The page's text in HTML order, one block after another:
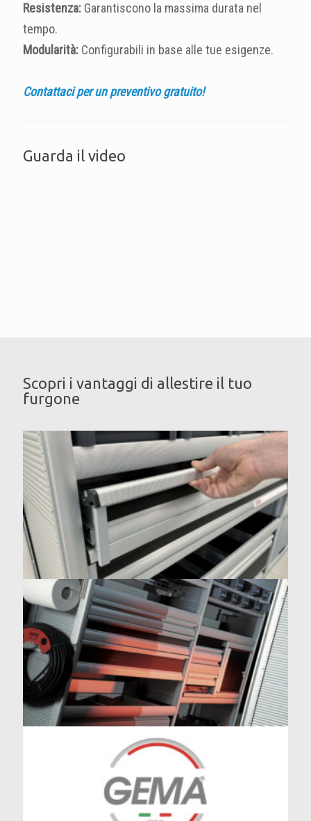
Resistenza: Garantiscono la massima durata nel
tempo.
Modularità: Configurabili in base alle tue esigenze.
Contattaci per un preventivo gratuito!
Guarda il video
Scopri i vantaggi di allestire il tuo
furgone